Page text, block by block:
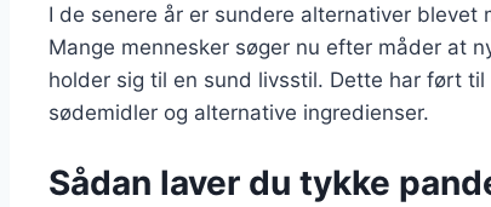
I de senere år er sundere alternativer
Mange mennesker søger nu efter måder at
holder sig til en sund livsstil. Dette har ført
sødemidler og alternative ingredienser.
Sådan laver du tykke